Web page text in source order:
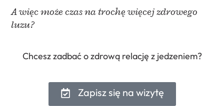
A więc może czas na trochę więcej zdrowego
luzu?
Chcesz zadbać o zdrową relację z jedzeniem?
Zapisz się na wizytę